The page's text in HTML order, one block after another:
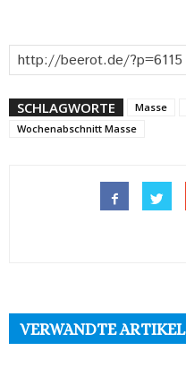
SCHLAGWORTE Masse
Wochenabschnitt Masse
VERWANDTE ARTIKEL